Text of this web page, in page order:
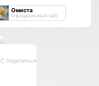
Омиста
Официальный хаб
Поделиться